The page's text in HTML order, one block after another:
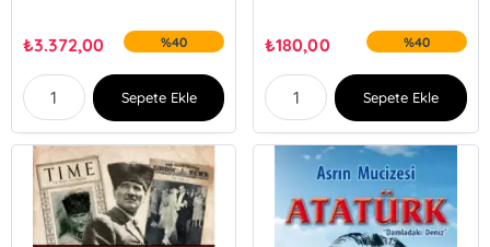
₺3.372,00 %40
Sepete Ekle
₺180,00 %40
Sepete Ekle